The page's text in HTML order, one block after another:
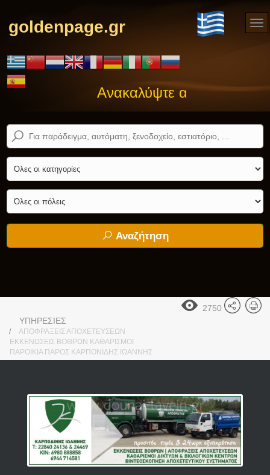
goldenpage.gr
Ανακαλύψτε αυτό που
Αναζήτηση
2750
ΥΠΗΡΕΣΙΕΣ
ΑΠΟΦΡΑΞΕΙΣ ΑΠΟΧΕΤΕΥΣΕΩΝ
ΕΚΚΕΝΩΣΕΙΣ ΒΟΘΡΩΝ ΚΑΘΑΡΙΣΜΟΙ
ΠΑΡΟΙΚΙΑ ΠΑΡΟΣ ΚΑΡΠΟΝΙΔΗΣ ΙΩΑΝΝΗΣ